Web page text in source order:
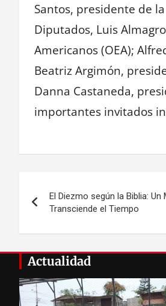
Santos, presidente de
Diputados, Luis
Americanos (OEA);
Beatriz Argimón,
Danna Castaneda,
importantes invitados
de
entradas
El Diezmo según la Biblia:
Transciende el Tiempo
Actualidad